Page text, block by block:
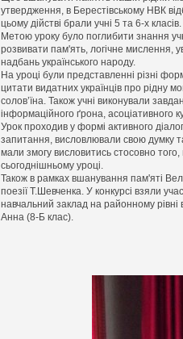
утвердження, в Берестівському НВК
цьому дійстві брали учні 5 та 6-х класів.
Метою уроку було поглибити знання
розвивати пам'ять, логічне мислення,
надбань українського народу.
На уроці були представленні різні
цитати видатних українців про рідну
солов’їна. Також учні виконували
інформаційного ґрона, асоціативного
Урок проходив у формі активного
запитання, висловлювали свою думку
мали змогу висловитись стосовно
сьогоднішньому уроці.
Також в рамках вшанування пам'яті
поезії Т.Шевченка. У конкурсі взяли
навчальний заклад на районному
Анна (8-Б клас).